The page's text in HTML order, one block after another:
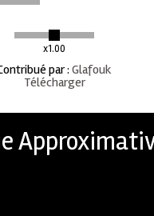
x1.00
par: Glafouk
Télécharger